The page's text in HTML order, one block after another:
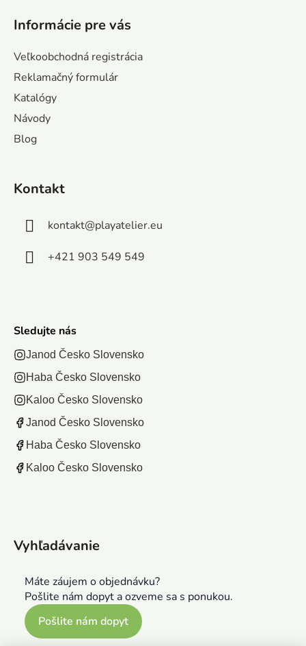
Informácie pre vás
Veľkoobchodná registrácia
Reklamačný formulár
Katalógy
Návody
Blog
Kontakt
kontakt@playatelier.eu
+421 903 549 549
Sledujte nás
Janod Česko Slovensko
Haba Česko Slovensko
Kaloo Česko Slovensko
Janod Česko Slovensko
Haba Česko Slovensko
Kaloo Česko Slovensko
Vyhľadávanie
Máte záujem o objednávku?
Pošlite nám dopyt a ozveme sa s ponukou.
Pošlite nám dopyt